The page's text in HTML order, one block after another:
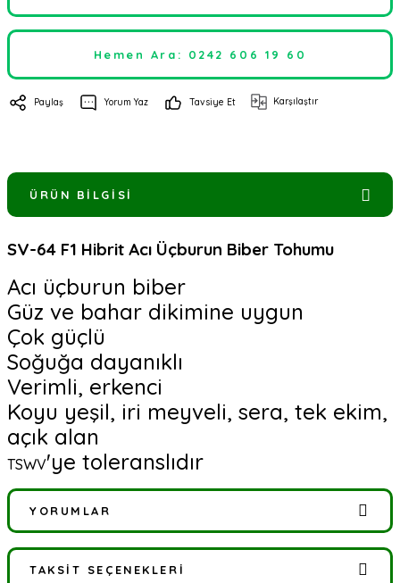
Hemen Ara: 0242 606 19 60
Paylaş Yorum Yaz Tavsiye Et Karşılaştır
ÜRÜN BILGISI
SV-64 F1 Hibrit Acı Üçburun Biber Tohumu
Acı üçburun biber
Güz ve bahar dikimine uygun
Çok güçlü
Soğuğa dayanıklı
Verimli, erkenci
Koyu yeşil, iri meyveli, sera, tek ekim,
açık alan
TSWV'ye toleranslıdır
YORUMLAR
TAKSIT SEÇENEKLERI